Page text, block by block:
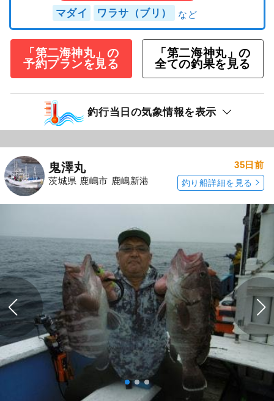
マダイ ワラサ（ブリ）
「第二海神丸」の
予約プランを見る
「第二海神丸」の
全ての釣果を見る
釣行当日の気象情報を表示
鬼澤丸
茨城県 鹿嶋市 鹿嶋新港
35日前
釣り船詳細を見る